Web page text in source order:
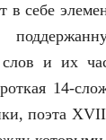
в себе
и их
14-
поэта